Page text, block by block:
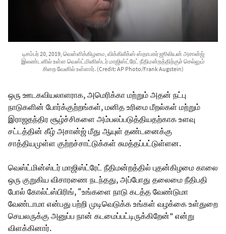
டிசம்பர் 20, 2019, வெள்ளிக்கிழமை, விக்கிலீக்ஸ் ஸ்தாபகர் ஜூலியன் அசான்ஜ்
இலண்டனில் உள்ள வெஸ்ட்மினிஸ்டர் மாஜிஸ்ட்ரேட் நீதிமன்றத்திற்குச் செல்லும்
சிறை வேனில் உள்ளார். (Credit: AP Photo/Frank Augstein)
ஒரு ஊடகவியலாளராக, அமெரிக்கா மற்றும் அதன் நட்பு
நாடுகளின் போர்க்குற்றங்கள், மனித உரிமை மீறல்கள் மற்றும்
இராஜதந்திர சூழ்ச்சிகளை அம்பலப்படுத்தியதற்காக உளவு
சட்டத்தின் கீழ் அசான்ஜ் மீது ஆயுள் தண்டனைக்கு
சாத்தியமுள்ள குற்றச்சாட்டுக்கள் சுமத்தப்பட்டுள்ளன.
வெஸ்ட்மின்ஸ்டர் மாஜிஸ்ட்ரேட் நீதிமன்றத்தில் புதன்கிழமை காலை
ஒரு குறுகிய விசாரணை நடந்தது, அப்போது தலைமை நீதிபதி
போல் கோல்ட்ஸ்பிரிங், “உங்களை நாடு கடத்த வேண்டுமா
வேண்டாமா என்பது பற்றி முடிவெடுக்க உங்கள் வழக்கை உள்துறை
செயலருக்கு அனுப்ப நான் கடமைப்பட்டிருக்கிறேன்” என்று
விளக்கினார்.